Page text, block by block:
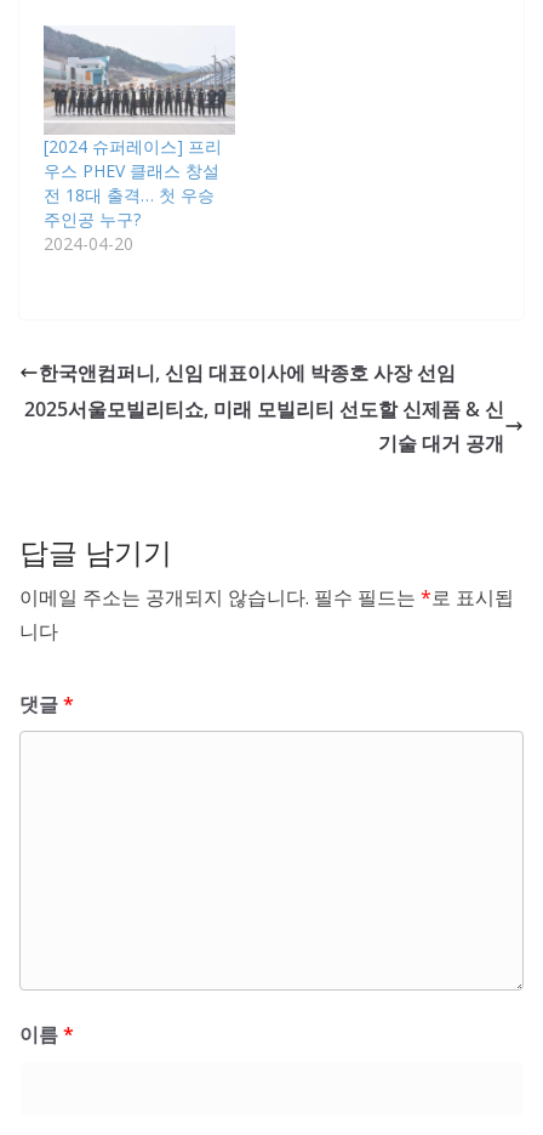
[2024 슈퍼레이스] 프리
우스 PHEV 클래스 창설
전 18대 출격… 첫 우승
주인공 누구?
2024-04-20
한국앤컴퍼니, 신임 대표이사에 박종호 사장 선임
2025서울모빌리티쇼, 미래 모빌리티 선도할 신제품 & 신
기술 대거 공개
답글 남기기
이메일 주소는 공개되지 않습니다. 필수 필드는 *로 표시됩
니다
댓글*
이름*